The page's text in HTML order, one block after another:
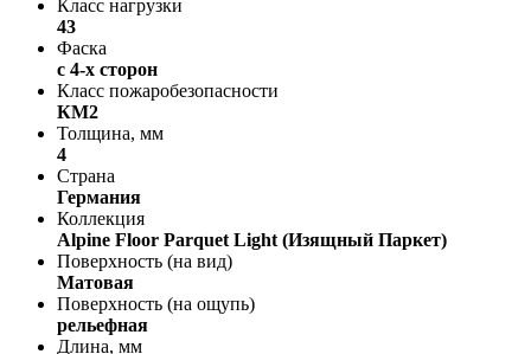
Класс нагрузки
43
Фаска
с 4-х сторон
Класс пожаробезопасности
КМ2
Толщина, мм
4
Страна
Германия
Коллекция
Alpine Floor Parquet Light (Изящный Паркет)
Поверхность (на вид)
Матовая
Поверхность (на ощупь)
рельефная
Длина, мм